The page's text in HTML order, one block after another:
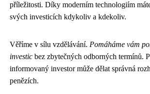
příležitosti. Díky moderním technologiím
svých investicích kdykoliv a kdekoliv.
Věříme v sílu vzdělávání. Pomáháme vám
investic bez zbytečných odborných termínů.
informovaný investor může dělat správná
penězích.